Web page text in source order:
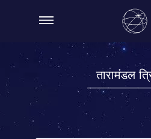
तारामंडल